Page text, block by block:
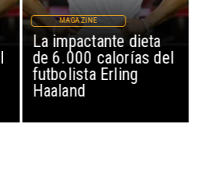
La impactante dieta
de 6.000 calorías del
futbolista Erling
Haaland
MAGAZINE